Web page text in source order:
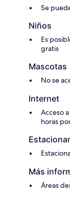
Se
Niños
Es
gratis
Mascotas
No se
Internet
Acceso
horas
Más
Áreas